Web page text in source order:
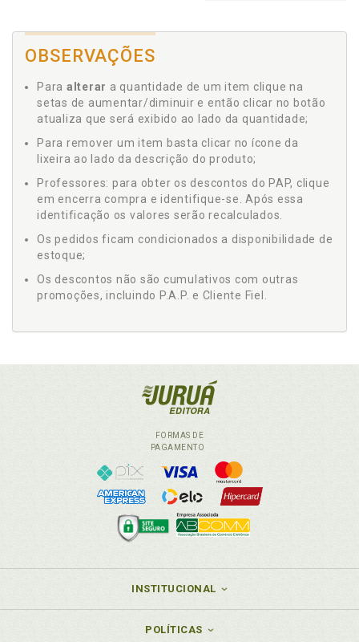
OBSERVAÇÕES
Para alterar a quantidade de um item clique na
setas de aumentar/diminuir e então clicar no botão
atualiza que será exibido ao lado da quantidade;
Para remover um item basta clicar no ícone da
lixeira ao lado da descrição do produto;
Professores: para obter os descontos do PAP, clique
em encerra compra e identifique-se. Após essa
identificação os valores serão recalculados.
Os pedidos ficam condicionados a disponibilidade de
estoque;
Os descontos não são cumulativos com outras
promoções, incluindo P.A.P. e Cliente Fiel.
FORMAS DE
PAGAMENTO
INSTITUCIONAL
POLÍTICAS